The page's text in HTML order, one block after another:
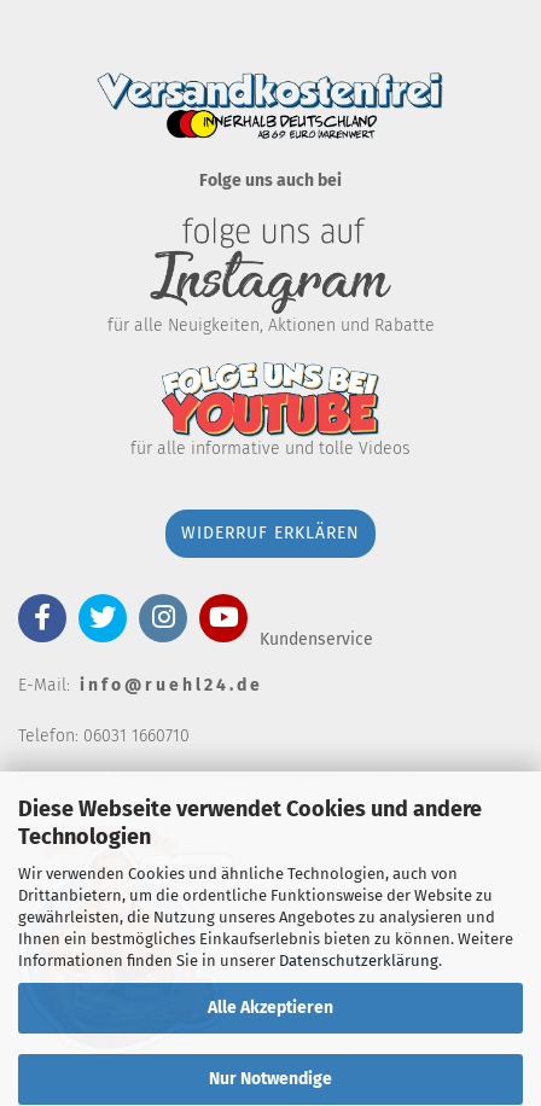
Diese Webseite verwendet Cookies und andere
Technologien
Wir verwenden Cookies und ähnliche Technologien, auch von
Drittanbietern, um die ordentliche Funktionsweise der Website zu
gewährleisten, die Nutzung unseres Angebotes zu analysieren und
Ihnen ein bestmögliches Einkaufserlebnis bieten zu können. Weitere
Informationen finden Sie in unserer Datenschutzerklärung.
Alle Akzeptieren
Nur Notwendige
Folge uns auch bei
für alle Neuigkeiten, Aktionen und Rabatte
für alle informative und tolle Videos
WIDERRUF ERKLÄREN
Kundenservice
E-Mail: i n f o @ r u e h l 2 4 . d e
Telefon: 06031 1660710